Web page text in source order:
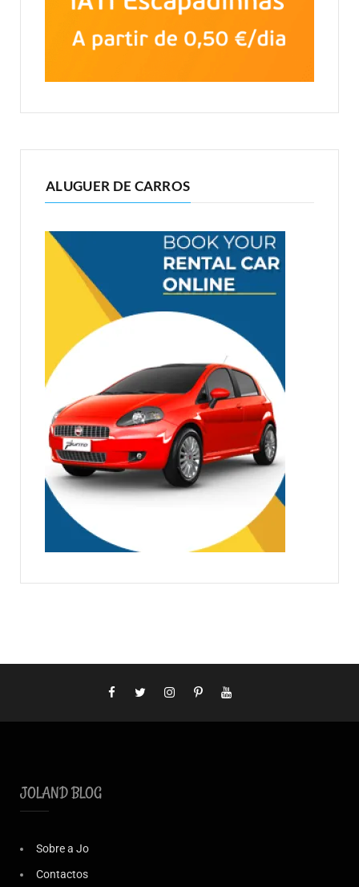
ALUGUER DE CARROS
JOLAND BLOG
Sobre a Jo
Contactos